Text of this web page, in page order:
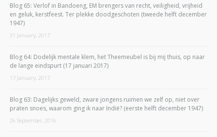
Blog 65: Verlof in Bandoeng, EM brengers van recht, veiligheid, vrijheid
en geluk, kerstfeest. Ter plekke doodgeschoten (tweede helft december
1947)
31 January, 2017
Blog 64: Dodelijk mentale klem, het Theemeubel is bij mij thuis, op naar
de lange eindspurt (17 januari 2017)
17 January, 2017
Blog 63: Dagelijks geweld, zware jongens ruimen we zelf op, niet over
praten snoes, waarom ging ik naar Indië? (eerste helft december 1947)
26 September, 2016